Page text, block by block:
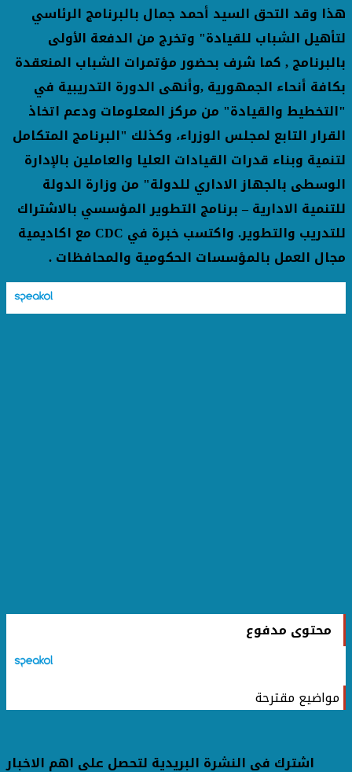
هذا وقد التحق السيد أحمد جمال بالبرنامج الرئاسي
لتأهيل الشباب للقيادة" وتخرج من الدفعة الأولى
بالبرنامج , كما شرف بحضور مؤتمرات الشباب المنعقدة
بكافة أنحاء الجمهورية ,وأنهى الدورة التدريبية في
"التخطيط والقيادة" من مركز المعلومات ودعم اتخاذ
القرار التابع لمجلس الوزراء، وكذلك "البرنامج المتكامل
لتنمية وبناء قدرات القيادات العليا والعاملين بالإدارة
الوسطى بالجهاز الاداري للدولة" من وزارة الدولة
للتنمية الادارية – برنامج التطوير المؤسسي بالاشتراك
مع اكاديميةCDC للتدريب والتطوير. واكتسب خبرة في
مجال العمل بالمؤسسات الحكومية والمحافظات .
محتوى مدفوع
مواضيع مقترحة
اشترك فى النشرة البريدية لتحصل على اهم الاخبار